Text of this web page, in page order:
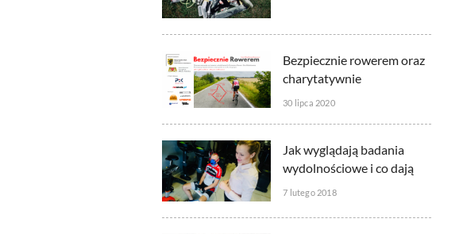
Bezpiecznie rowerem oraz
charytatywnie
30 lipca 2020
Jak wyglądają badania
wydolnościowe i co dają
7 lutego 2018